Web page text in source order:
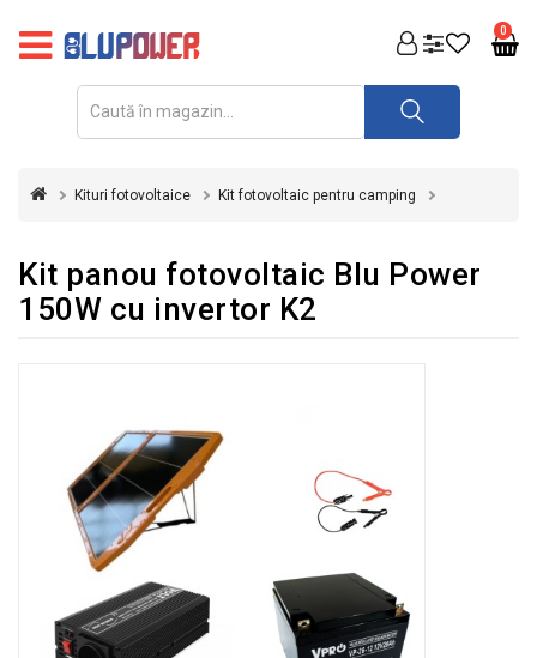
0
FOTOVOLTAICE
REDRESOARE
INVERTOARE
GRADINA
ECHIPAMENTE
Kituri fotovoltaice Kit fotovoltaic pentru camping
Kit panou fotovoltaic Blu Power
150W cu invertor K2